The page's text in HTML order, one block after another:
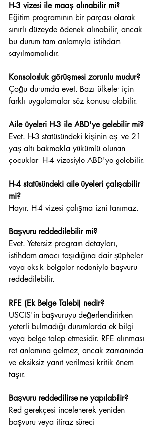
H-3 vizesi ile maaş alınabilir mi?
Eğitim programının bir parçası olarak
sınırlı düzeyde ödenek alınabilir; ancak
bu durum tam anlamıyla istihdam
sayılmamalıdır.
Konsolosluk görüşmesi zorunlu mudur?
Çoğu durumda evet. Bazı ülkeler için
farklı uygulamalar söz konusu olabilir.
Aile üyeleri H-3 ile ABD'ye gelebilir mi?
Evet. H-3 statüsündeki kişinin eşi ve 21
yaş altı bakmakla yükümlü olunan
çocukları H-4 vizesiyle ABD'ye gelebilir.
H-4 statüsündeki aile üyeleri çalışabilir
mi?
Hayır. H-4 vizesi çalışma izni tanımaz.
Başvuru reddedilebilir mi?
Evet. Yetersiz program detayları,
istihdam amacı taşıdığına dair şüpheler
veya eksik belgeler nedeniyle başvuru
reddedilebilir.
RFE (Ek Belge Talebi) nedir?
USCIS'in başvuruyu değerlendirirken
yeterli bulmadığı durumlarda ek bilgi
veya belge talep etmesidir. RFE alınması
ret anlamına gelmez; ancak zamanında
ve eksiksiz yanıt verilmesi kritik önem
taşır.
Başvuru reddedilirse ne yapılabilir?
Red gerekçesi incelenerek yeniden
başvuru veya itiraz süreci